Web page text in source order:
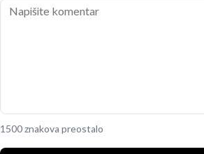
1500 znakova preostalo